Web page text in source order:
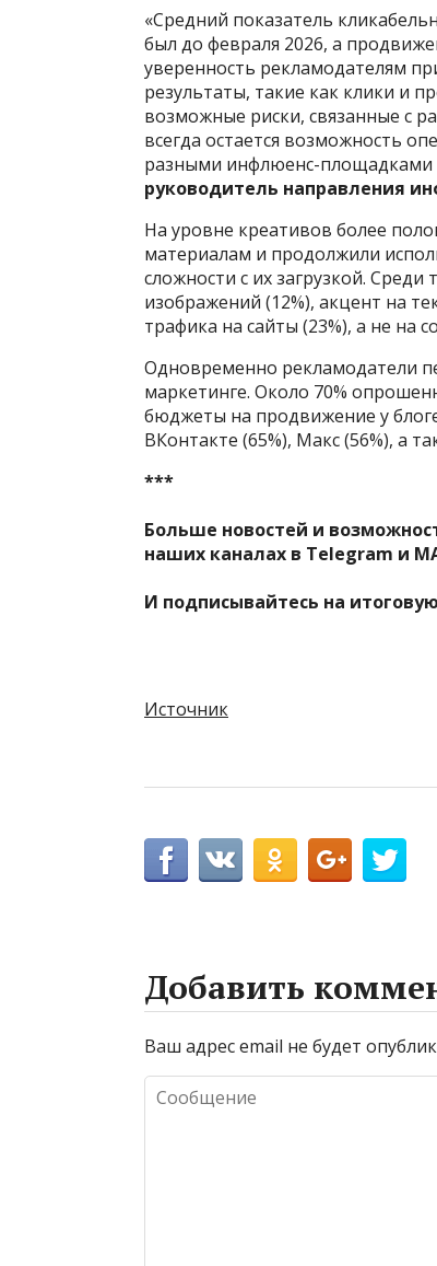
«Средний показатель
был до февраля 2026, а
уверенность рекламодателям
результаты, такие как клики и
возможные риски, связанные с
всегда остается возможность
разными инфлюенс-площадками
руководитель направления
На уровне креативов более
материалам и продолжили
сложности с их загрузкой.
изображений (12%), акцент на
трафика на сайты (23%), а не на
Одновременно рекламодатели
маркетинге. Около 70%
бюджеты на продвижение у
ВКонтакте (65%), Макс (56%), а
***
Больше новостей и
наших каналах в Telegram и
И подписывайтесь на
Источник
Добавить
Ваш адрес email не будет